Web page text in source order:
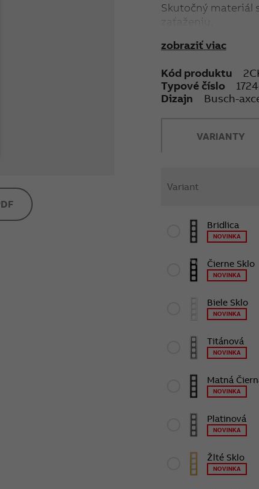
Skutočný materiál
zaťaženiu.
zobraziť viac
Kód produktu
Typové číslo
Dizajn
Busch-
VARIANTY
Variant
Bridlica
NOVINKA
Čierne Sklo
NOVINKA
Biele Sklo
NOVINKA
Titánová
NOVINKA
Matná
NOVINKA
Platinová
NOVINKA
Žlté Sklo
NOVINKA